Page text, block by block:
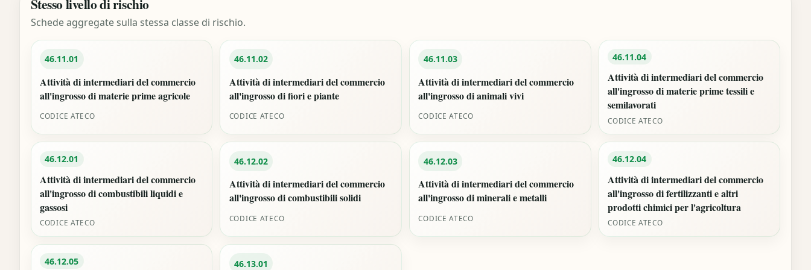
Stesso livello di rischio
Schede aggregate sulla stessa classe di rischio.
46.11.01
Attività di intermediari del commercio
all'ingrosso di materie prime agricole
CODICE ATECO
46.11.02
Attività di intermediari del commercio
all'ingrosso di fiori e piante
CODICE ATECO
46.11.03
Attività di intermediari del commercio
all'ingrosso di animali vivi
CODICE ATECO
46.11.04
Attività di intermediari del commercio
all'ingrosso di materie prime tessili e
semilavorati
CODICE ATECO
46.12.01
Attività di intermediari del commercio
all'ingrosso di combustibili liquidi e
gassosi
CODICE ATECO
46.12.02
Attività di intermediari del commercio
all'ingrosso di combustibili solidi
CODICE ATECO
46.12.03
Attività di intermediari del commercio
all'ingrosso di minerali e metalli
CODICE ATECO
46.12.04
Attività di intermediari del commercio
all'ingrosso di fertilizzanti e altri
prodotti chimici per l'agricoltura
CODICE ATECO
46.12.05 46.13.01